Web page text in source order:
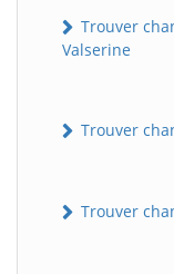
Trouver
Valserine
Trouver
Trouver